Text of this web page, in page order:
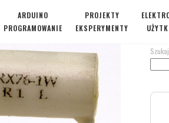
ARDUINO
PROGRAMOWANIE
PROJEKTY
EKSPERYMENTY
Szukaj